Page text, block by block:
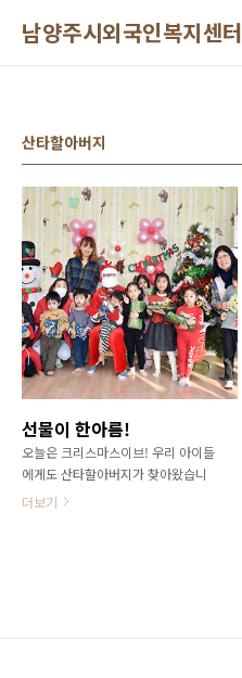
남양주시외국인복지센터
산타할아버지
선물이 한아름!
오늘은 크리스마스이브! 우리 아이들
에게도 산타할아버지가 찾아왔습니
다. 산타할아버지는 누구도 차별하지
더보기